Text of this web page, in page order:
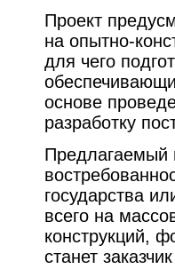
Проект
на опытно-
для чего
основе
разработку
Предлагаемый
государства
всего на
конструкций,
станет